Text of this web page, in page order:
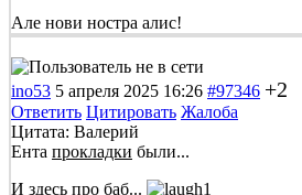
Але нови ностра алис!
ino53 5 апреля 2025 16:26 #97346 +2
Ответить Цитировать Жалоба
Цитата: Валерий
Ента прокладки были...
И здесь про баб...